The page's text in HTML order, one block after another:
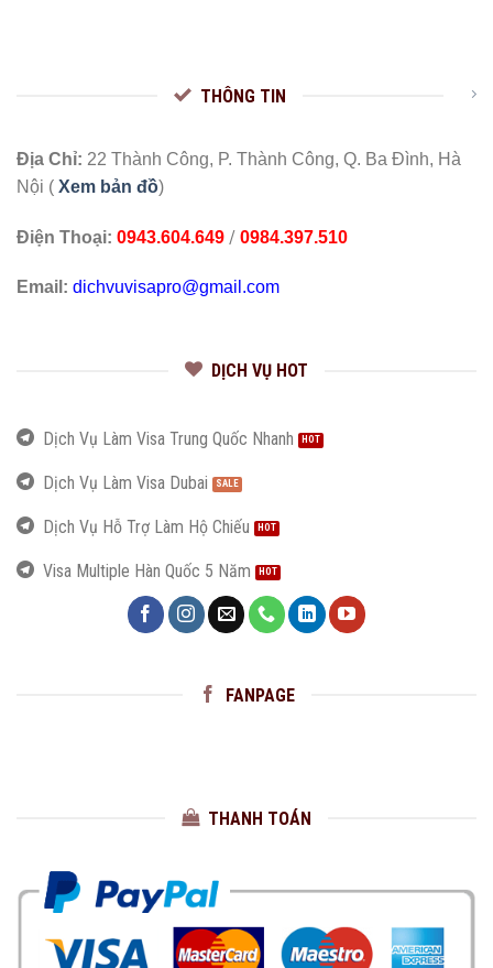
THÔNG TIN
Địa Chỉ: 22 Thành Công, P. Thành Công, Q. Ba Đình, Hà
Nội ( Xem bản đồ)
Điện Thoại: 0943.604.649 / 0984.397.510
Email: dichvuvisapro@gmail.com
DỊCH VỤ HOT
Dịch Vụ Làm Visa Trung Quốc Nhanh
Dịch Vụ Làm Visa Dubai
Dịch Vụ Hỗ Trợ Làm Hộ Chiếu
Visa Multiple Hàn Quốc 5 Năm
FANPAGE
THANH TOÁN